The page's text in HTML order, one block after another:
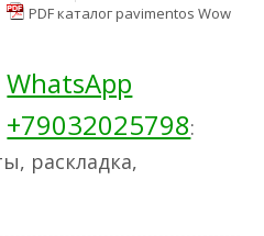
PDF каталог pavimentos Wow
WhatsApp
+79032025798:
раскладка,